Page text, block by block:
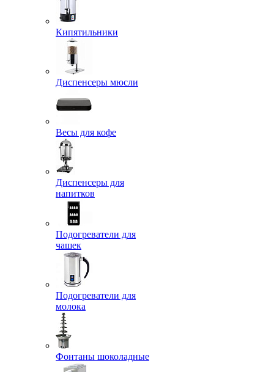
Кипятильники
Диспенсеры мюсли
Весы для кофе
Диспенсеры для
напитков
Подогреватели для
чашек
Подогреватели для
молока
Фонтаны шоколадные